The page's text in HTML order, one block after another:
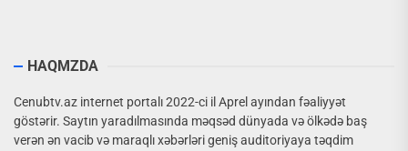
HAQMZDA
Cenubtv.az internet portalı 2022-ci il Aprel ayından fəaliyyət
göstərir. Saytın yaradılmasında məqsəd dünyada və ölkədə baş
verən ən vacib və maraqlı xəbərləri geniş auditoriyaya təqdim